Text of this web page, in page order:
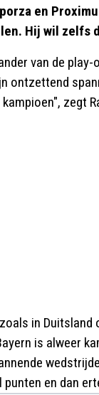
en
Hij wil
van de
ontzettend
zegt
in
is alweer
en dan